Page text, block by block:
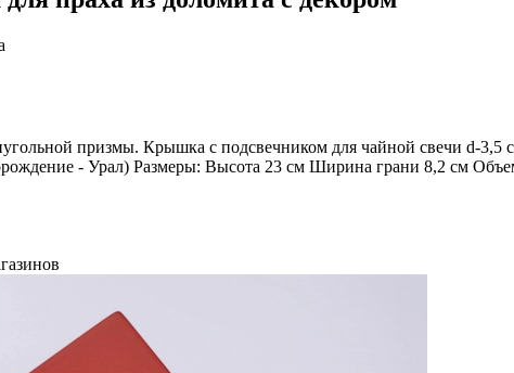
призмы. Крышка с подсвечником для чайной свечи d-
- Урал) Размеры: Высота 23 см Ширина грани 8,2 см